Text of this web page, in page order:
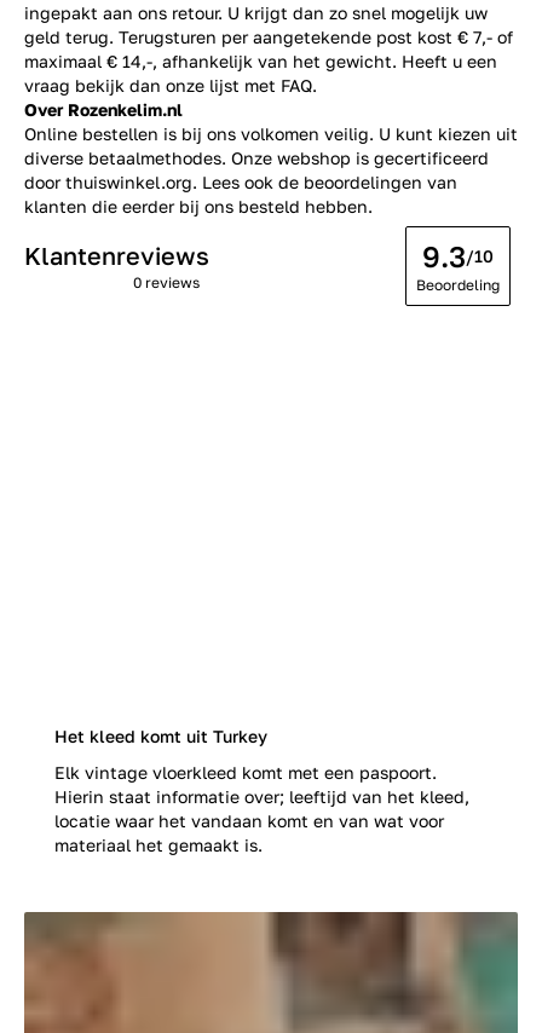
ingepakt aan ons retour. U krijgt dan zo snel mogelijk uw
geld terug. Terugsturen per aangetekende post kost € 7,- of
maximaal € 14,-, afhankelijk van het gewicht. Heeft u een
vraag bekijk dan onze lijst met FAQ.
Over Rozenkelim.nl
Online bestellen is bij ons volkomen veilig. U kunt kiezen uit
diverse betaalmethodes. Onze webshop is gecertificeerd
door thuiswinkel.org. Lees ook de beoordelingen van
klanten die eerder bij ons besteld hebben.
Het kleed komt uit Turkey
Elk vintage vloerkleed komt met een paspoort.
Hierin staat informatie over; leeftijd van het kleed,
locatie waar het vandaan komt en van wat voor
materiaal het gemaakt is.
Klantenreviews
0 reviews
9.3/10
Beoordeling